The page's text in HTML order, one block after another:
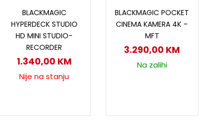
BLACKMAGIC
HYPERDECK STUDIO
HD MINI STUDIO-
RECORDER
1.340,00 KM
Nije na stanju
BLACKMAGIC POCKET
CINEMA KAMERA 4K –
MFT
3.290,00 KM
Na zalihi